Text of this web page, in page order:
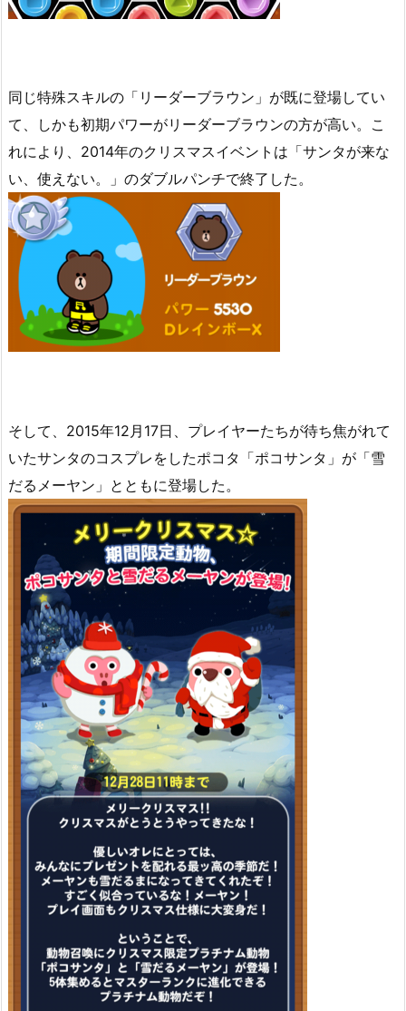
同じ特殊スキルの「リーダーブラウン」が既に登場してい
て、しかも初期パワーがリーダーブラウンの方が高い。こ
れにより、2014年のクリスマスイベントは「サンタが来な
い、使えない。」のダブルパンチで終了した。
そして、2015年12月17日、プレイヤーたちが待ち焦がれて
いたサンタのコスプレをしたポコタ「ポコサンタ」が「雪
だるメーヤン」とともに登場した。